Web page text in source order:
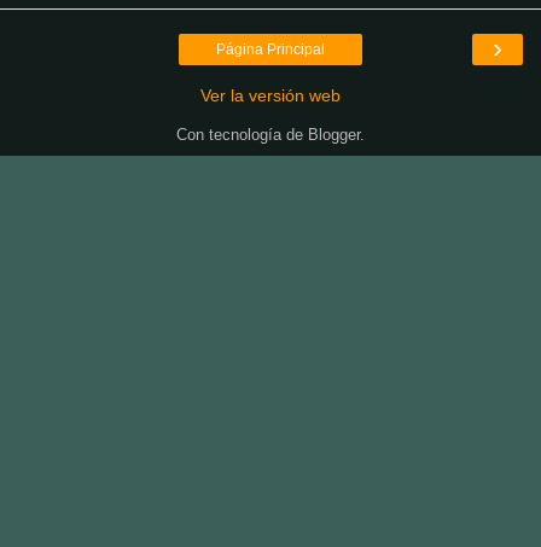
›
Página Principal
Ver la versión web
Con tecnología de Blogger.